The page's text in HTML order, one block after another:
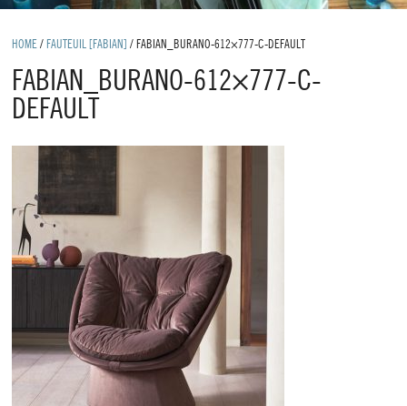
HOME / FAUTEUIL [FABIAN] / FABIAN_BURANO-612×777-C-DEFAULT
FABIAN_BURANO-612×777-C-
DEFAULT